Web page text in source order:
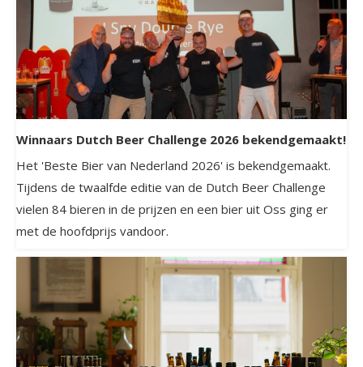
Winnaars Dutch Beer Challenge 2026 bekendgemaakt!
Het 'Beste Bier van Nederland 2026' is bekendgemaakt.
Tijdens de twaalfde editie van de Dutch Beer Challenge
vielen 84 bieren in de prijzen en een bier uit Oss ging er
met de hoofdprijs vandoor.